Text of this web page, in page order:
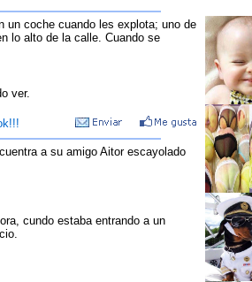
un coche cuando les explota; uno de
lo alto de la calle. Cuando se
ver.
a su amigo Aitor escayolado
cundo estaba entrando a un